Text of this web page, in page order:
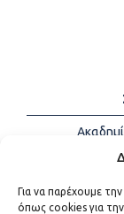
Για να παρέχουμε
όπως cookies για